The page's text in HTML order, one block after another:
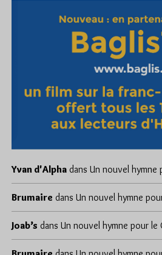
Yvan d'Alpha dans Un nouvel hymne
Brumaire dans Un nouvel hymne
Joab’s dans Un nouvel hymne pour le